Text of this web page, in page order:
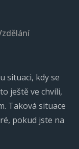
situaci, kdy se
ještě ve chvíli,
Taková situace
pokud jste na